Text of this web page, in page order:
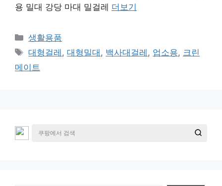
용 밀대 강당 마대 밀걸레 더보기
카
테
고
리
생활용품
태
그
대형걸레 ,대형밀대 , 백사대걸레 , 업소용, 크린
메이트